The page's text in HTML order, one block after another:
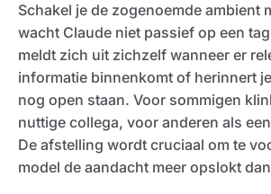
Schakel je de zogenoemde ambient
wacht Claude niet passief op een
meldt zich uit zichzelf wanneer er
informatie binnenkomt of herinnert
nog open staan. Voor sommigen
nuttige collega, voor anderen als
De afstelling wordt cruciaal om te
model de aandacht meer opslokt